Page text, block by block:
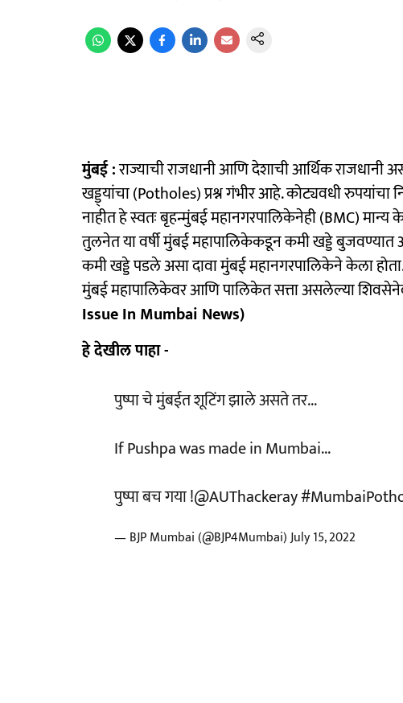
मुंबई :राज्याची राजधानी आणि देशाची आर्थिक
खड्ड्यांचा (Potholes) प्रश्न गंभीर आहे. कोट्यवधी
नाहीत हे स्वतः बृहन्मुंबई महानगरपालिकेनेही (BMC)
तुलनेत या वर्षी मुंबई महापालिकेकडून कमी खड्डे बुजवण्यात
कमी खड्डे पडले असा दावा मुंबई महानगरपालिकेने केला
मुंबई महापालिकेवर आणि पालिकेत सत्ता असलेल्या
Issue In Mumbai News)
हे देखील पाहा -
पुष्पा चे मुंबईत शूटिंग झाले असते तर...
If Pushpa was made in Mumbai...
पुष्पा बच गया !@AUThackeray
— BJP Mumbai (@BJP4Mumbai)July 15, 2022